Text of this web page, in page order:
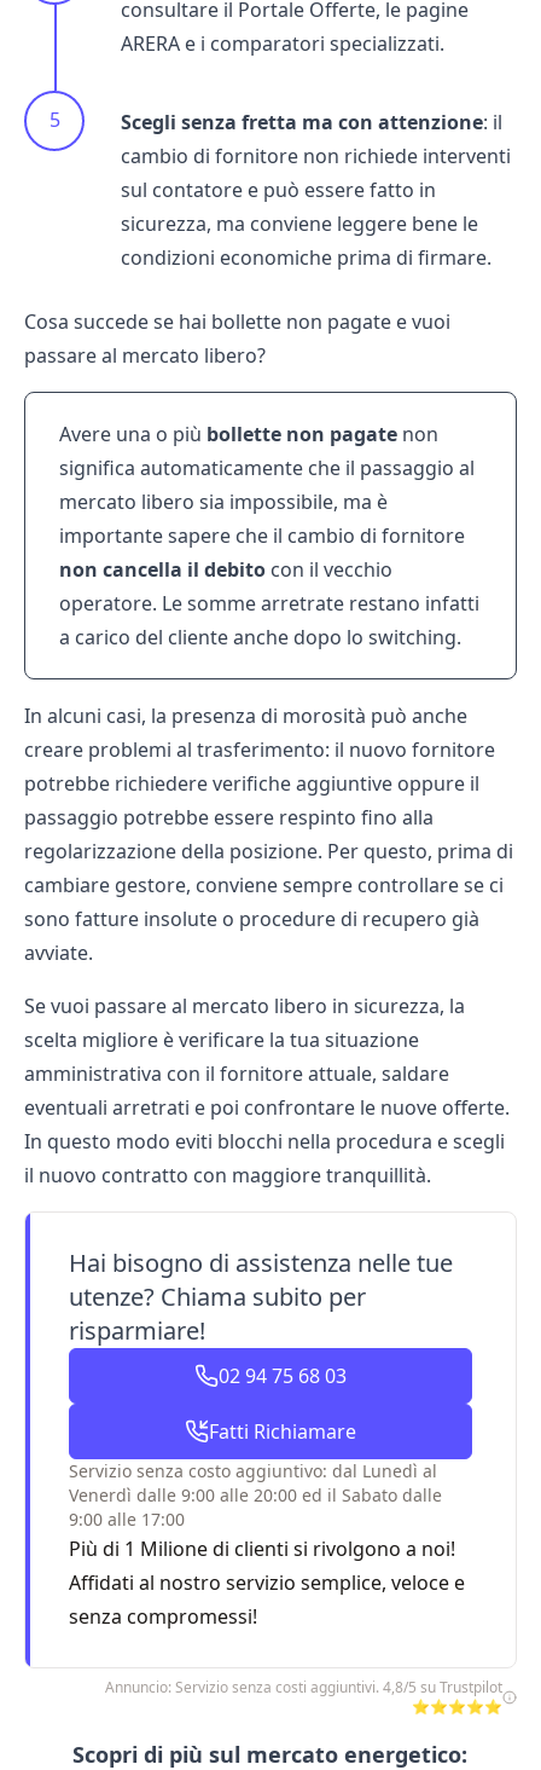
consultare il Portale Offerte, le pagine
ARERA e i comparatori specializzati.
Scegli senza fretta ma con attenzione: il
cambio di fornitore non richiede interventi
sul contatore e può essere fatto in
sicurezza, ma conviene leggere bene le
condizioni economiche prima di firmare.
Cosa succede se hai bollette non pagate e vuoi
passare al mercato libero?
Avere una o più bollette non pagate non
significa automaticamente che il passaggio al
mercato libero sia impossibile, ma è
importante sapere che il cambio di fornitore
non cancella il debito con il vecchio
operatore. Le somme arretrate restano infatti
a carico del cliente anche dopo lo switching.
In alcuni casi, la presenza di morosità può anche
creare problemi al trasferimento: il nuovo fornitore
potrebbe richiedere verifiche aggiuntive oppure il
passaggio potrebbe essere respinto fino alla
regolarizzazione della posizione. Per questo, prima di
cambiare gestore, conviene sempre controllare se ci
sono fatture insolute o procedure di recupero già
avviate.
Se vuoi passare al mercato libero in sicurezza, la
scelta migliore è verificare la tua situazione
amministrativa con il fornitore attuale, saldare
eventuali arretrati e poi confrontare le nuove offerte.
In questo modo eviti blocchi nella procedura e scegli
il nuovo contratto con maggiore tranquillità.
Hai bisogno di assistenza nelle tue
utenze? Chiama subito per
risparmiare!
02 94 75 68 03
Fatti Richiamare
Servizio senza costo aggiuntivo: dal Lunedì al
Venerdì dalle 9:00 alle 20:00 ed il Sabato dalle
9:00 alle 17:00
Più di 1 Milione di clienti si rivolgono a noi!
Affidati al nostro servizio semplice, veloce e
senza compromessi!
Annuncio: Servizio senza costi aggiuntivi. 4,8/5 su Trustpilot
⭐⭐⭐⭐⭐
Scopri di più sul mercato energetico: